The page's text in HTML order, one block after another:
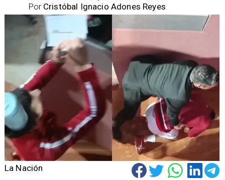
Cristóbal Ignacio Adones Reyes
Por
La Nación